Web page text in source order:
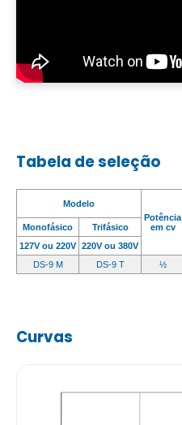
Tabela de seleção
Modelo
Potência
em cv
Monofásico
Trifásico
127V ou 220V 220V ou 380V
DS-9 M
DS-9 T ½
Curvas